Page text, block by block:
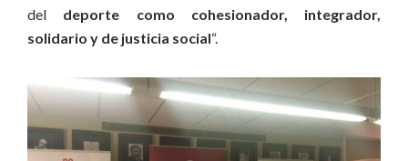
del deporte como cohesionador, integrador,
solidario y de justicia social“.